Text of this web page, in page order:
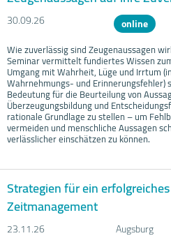
30.09.26 online
Wie zuverlässig sind Zeugenaussagen
Seminar vermittelt fundiertes Wissen
Umgang mit Wahrheit, Lüge und Irrtum
Wahrnehmungs- und Erinnerungsfehler)
Bedeutung für die Beurteilung von
Überzeugungsbildung und
rationale Grundlage zu stellen – um
vermeiden und menschliche Aussagen
verlässlicher einschätzen zu können.
Strategien für ein erfolgreiches
Zeitmanagement
23.11.26 Augsburg